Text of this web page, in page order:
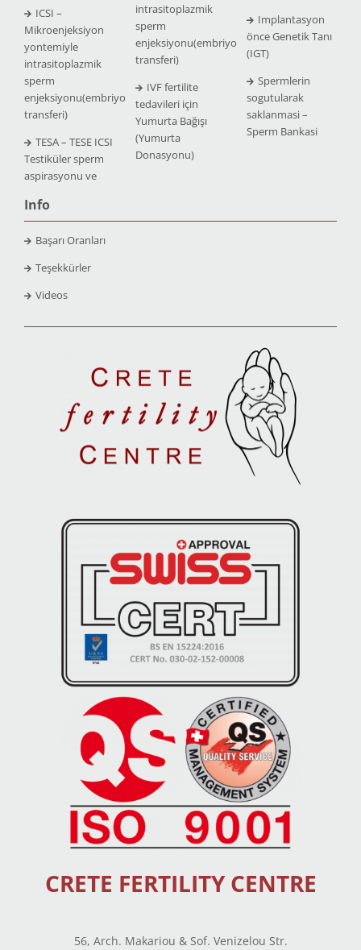
ICSI –
Mikroenjeksiyon
yontemiyle
intrasitoplazmik
sperm
enjeksiyonu(embriyo
transferi)
TESA – TESE ICSI
Testiküler sperm
aspirasyonu ve
intrasitoplazmik
sperm
enjeksiyonu(embriyo
transferi)
IVF fertilite
tedavileri için
Yumurta Bağışı
(Yumurta
Donasyonu)
Implantasyon
önce Genetik Tanı
(IGT)
Spermlerin
sogutularak
saklanmasi –
Sperm Bankasi
Info
Başarı Oranları
Teşekkürler
Videos
CRETE FERTILITY CENTRE
56, Arch. Makariou & Sof. Venizelou Str.